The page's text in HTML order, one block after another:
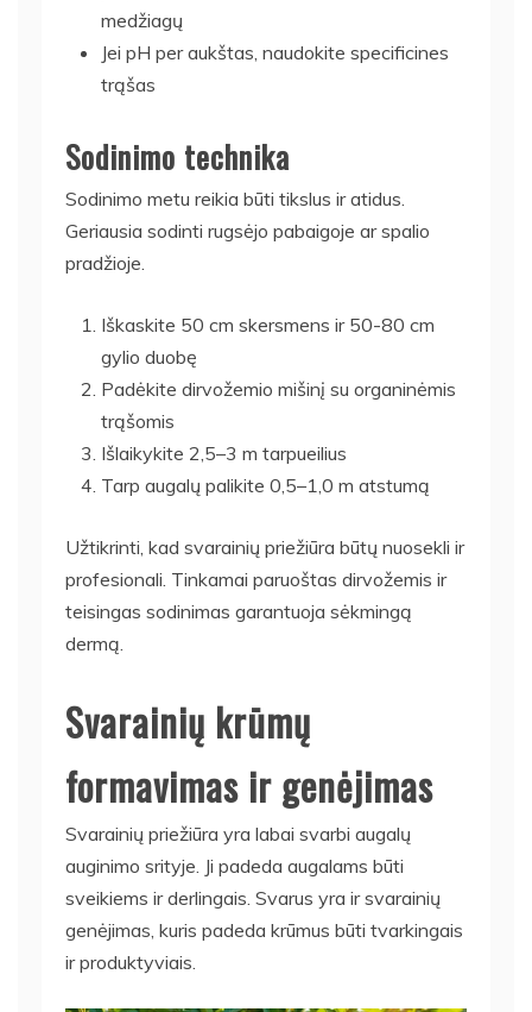
medžiagų
Jei pH per aukštas, naudokite specificines
trąšas
Sodinimo technika
Sodinimo metu reikia būti tikslus ir atidus.
Geriausia sodinti rugsėjo pabaigoje ar spalio
pradžioje.
Iškaskite 50 cm skersmens ir 50-80 cm
gylio duobę
Padėkite dirvožemio mišinį su organinėmis
trąšomis
Išlaikykite 2,5–3 m tarpueilius
Tarp augalų palikite 0,5–1,0 m atstumą
Užtikrinti, kad svarainių priežiūra būtų nuosekli ir
profesionali. Tinkamai paruoštas dirvožemis ir
teisingas sodinimas garantuoja sėkmingą
dermą.
Svarainių krūmų
formavimas ir genėjimas
Svarainių priežiūra yra labai svarbi augalų
auginimo srityje. Ji padeda augalams būti
sveikiems ir derlingais. Svarus yra ir svarainių
genėjimas, kuris padeda krūmus būti tvarkingais
ir produktyviais.